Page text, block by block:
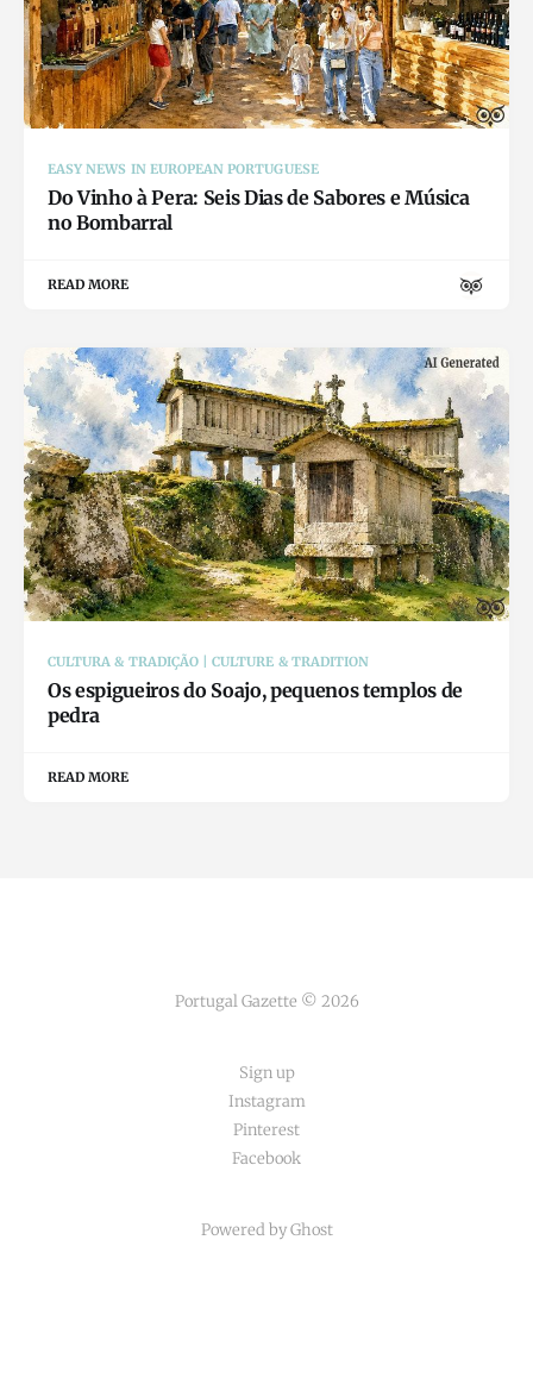
EASY NEWS IN EUROPEAN PORTUGUESE
Do Vinho à Pera: Seis Dias de Sabores e Música
no Bombarral
READ MORE
CULTURA & TRADIÇÃO | CULTURE & TRADITION
Os espigueiros do Soajo, pequenos templos de
pedra
READ MORE
Portugal Gazette © 2026
Sign up
Instagram
Pinterest
Facebook
Powered by Ghost